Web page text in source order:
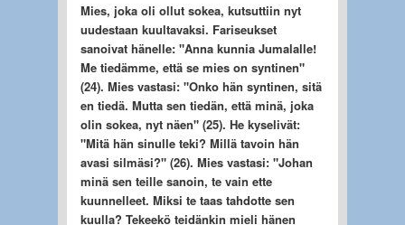
Mies, joka oli ollut sokea, kutsuttiin nyt
uudestaan kuultavaksi. Fariseukset
sanoivat hänelle: "Anna kunnia Jumalalle!
Me tiedämme, että se mies on syntinen"
(24). Mies vastasi: "Onko hän syntinen, sitä
en tiedä. Mutta sen tiedän, että minä, joka
olin sokea, nyt näen" (25). He kyselivät:
"Mitä hän sinulle teki? Millä tavoin hän
avasi silmäsi?" (26). Mies vastasi: "Johan
minä sen teille sanoin, te vain ette
kuunnelleet. Miksi te taas tahdotte sen
kuulla? Tekeekö teidänkin mieli hänen